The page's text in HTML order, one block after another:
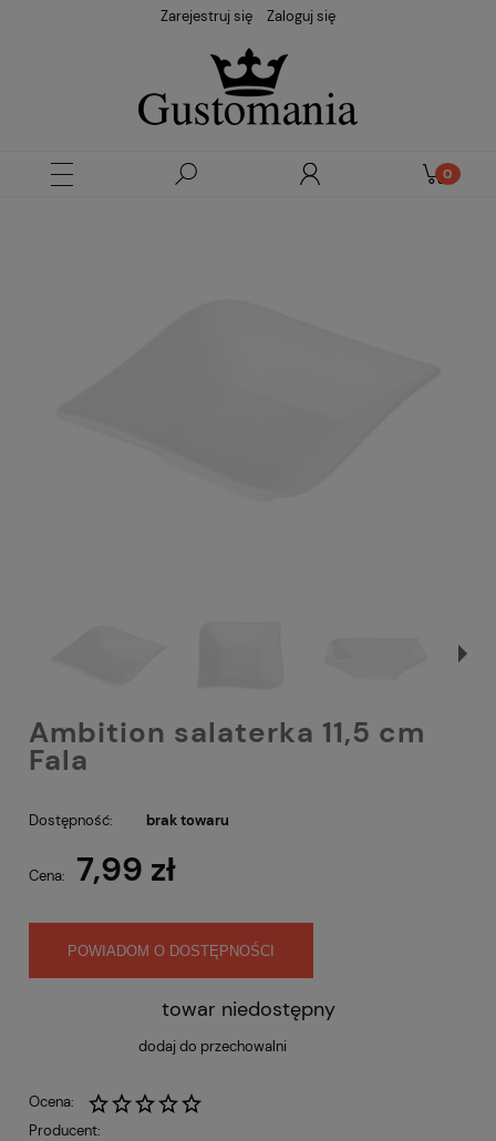
Zarejestruj się Zaloguj się
Ambition salaterka 11,5 cm
Fala
Dostępność: brak towaru
Cena: 7,99 zł
POWIADOM O DOSTĘPNOŚCI
towar niedostępny
dodaj do przechowalni
Ocena:
Producent: